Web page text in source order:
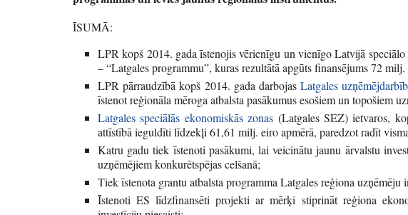
ĪSUMĀ:
LPR kopš 2014. gada īstenojis vērienīgu un vienīgo Latvijā
– “Latgales programmu”, kuras rezultātā apgūts finansējums72milj.
LPR pārraudzībā kopš 2014. gada darbojasLatgales
īstenot reģionāla mēroga atbalsta pasākumus esošiem un topošiem
Latgales speciālās ekonomiskās zonas (Latgales SEZ) ietvaros,
attīstībā ieguldīti līdzekļi 61,61 milj. eiro apmērā, paredzot radīt
Katru gadu tiek īstenoti pasākumi, lai veicinātu jaunu ārvalstu
uzņēmējiem konkurētspējas celšanā;
Tiek īstenota grantu atbalsta programma Latgales reģiona uzņēmēju
Īstenoti ES līdzfinansēti projekti ar mērķi stiprināt reģiona